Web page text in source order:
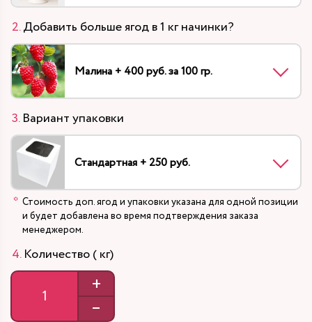
Добавить больше ягод в 1 кг начинки?
Малина + 400 руб. за 100 гр.
Вариант упаковки
Стандартная + 250 руб.
Стоимость доп. ягод и упаковки указана для одной позиции
и будет добавлена во время подтверждения заказа
менеджером.
Количество ( кг)
+
–